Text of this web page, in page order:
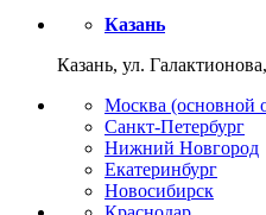
Казань
Казань, ул.
Москва (основной
Санкт-Петербург
Нижний Новгород
Екатеринбург
Новосибирск